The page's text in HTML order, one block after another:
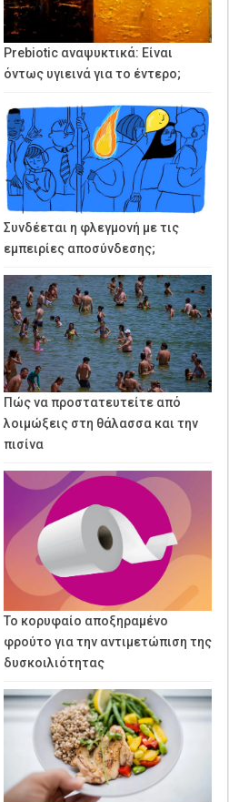
Prebiotic αναψυκτικά: Είναι
όντως υγιεινά για το έντερο;
Συνδέεται η φλεγμονή με τις
εμπειρίες αποσύνδεσης;
Πώς να προστατευτείτε από
λοιμώξεις στη θάλασσα και την
πισίνα
Το κορυφαίο αποξηραμένο
φρούτο για την αντιμετώπιση της
δυσκοιλιότητας